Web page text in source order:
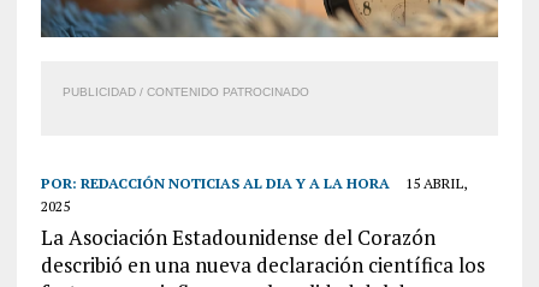
PUBLICIDAD / CONTENIDO PATROCINADO
POR: REDACCIÓN NOTICIAS AL DIA Y A LA HORA
15 ABRIL,
2025
La Asociación Estadounidense del Corazón
describió en una nueva declaración científica los